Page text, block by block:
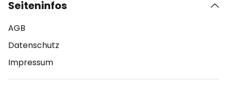
Seiteninfos
AGB
Datenschutz
Impressum